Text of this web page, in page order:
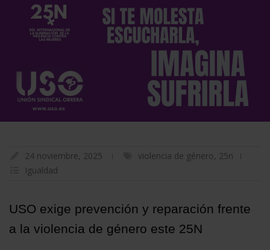
24 noviembre, 2025 violencia de género, 25n
Igualdad
USO exige prevención y reparación frente
a la violencia de género este 25N